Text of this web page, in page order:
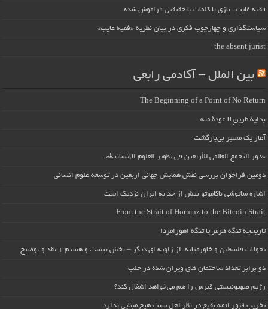
فقیه غایب ، بازی با کلمات یا حقیقتی فراموش شده
سیاستگذاری و چهارچوب فکری در بیان نظریه «فقیه غایب»
the absent jurist
بین الملل – آکادمی رابعی
The Beginning of a Point of No Return
بداية طريقٍ لا عودة منه
آغاز یک مسیر بی‌بازگشت
«دور التجمع العالمي للأربعين في تطوير العلوم الإنسانية».
دومین فراخوان بررسی نقش همایش جهانی اربعین در توسعه علوم انسانی
اشاره ساتوشی ناکاموتو بیش از حد به ایران نزدیک است
From the Strait of Hormuz to the Bitcoin Strait
تاریخچه تنگه هرمز یا تنگه اهورامزدا
تحولات فلسطین و خاورمیانه، از زاویه ای دیگر – بخش بیست و هشتم + نقد و توضیح
دو برابر تعداد ساختمان های ویران شده در حلب
رژیم صهیونیستی قبرس را هم می‌خواهد اشغال کند؟
تخریب قبور ائمه بقیع در نظر اهل سنت هیچ مبنایی ندارد